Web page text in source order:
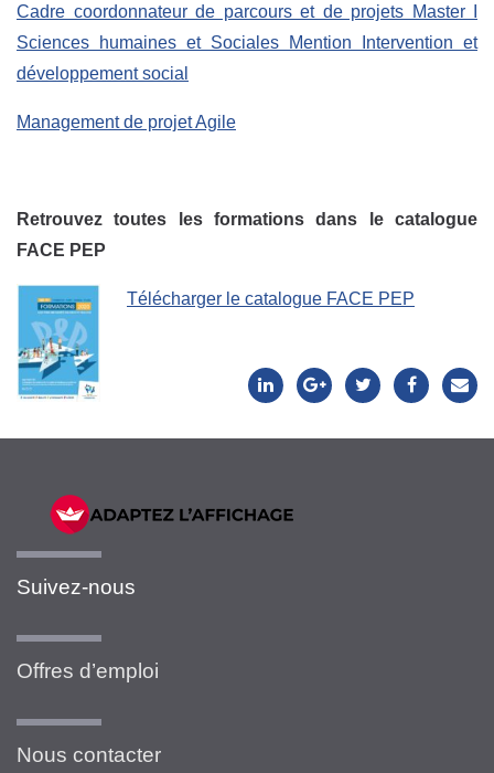
Cadre coordonnateur de parcours et de projets Master I
Sciences humaines et Sociales Mention Intervention et
développement social
Management de projet Agile
Retrouvez toutes les formations dans le catalogue
FACE PEP
Télécharger le catalogue FACE PEP
Suivez-nous
Offres d’emploi
Nous contacter